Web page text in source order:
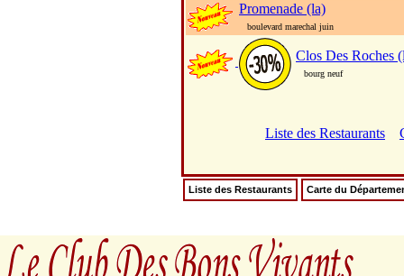
Promenade (la)
boulevard marechal juin
Clos Des Roches
bourg neuf
Liste des Restaurants
Liste des Restaurants Carte du